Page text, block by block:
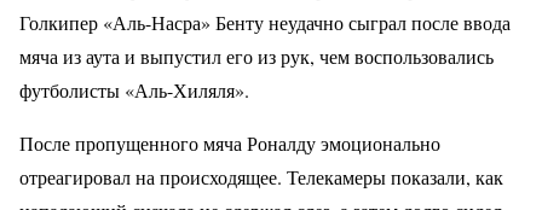
Голкипер «Аль-Насра» Бенту неудачно сыграл после ввода
мяча из аута и выпустил его из рук, чем воспользовались
футболисты «Аль-Хиляля».
После пропущенного мяча Роналду эмоционально
отреагировал на происходящее. Телекамеры показали, как